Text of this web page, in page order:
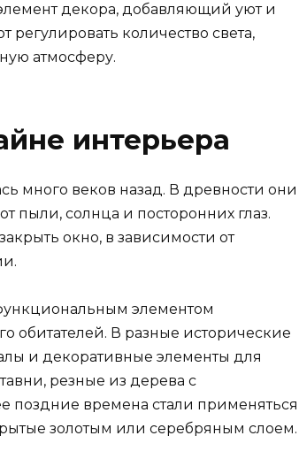
декора, добавляющий уют и
количество света,
атмосферу.
интерьера
много веков назад. В древности они
пыли, солнца и посторонних глаз.
окно, в зависимости от
элементом
обитателей. В разные исторические
и декоративные элементы для
резные из дерева с
поздние времена стали применяться
золотым или серебряным слоем.